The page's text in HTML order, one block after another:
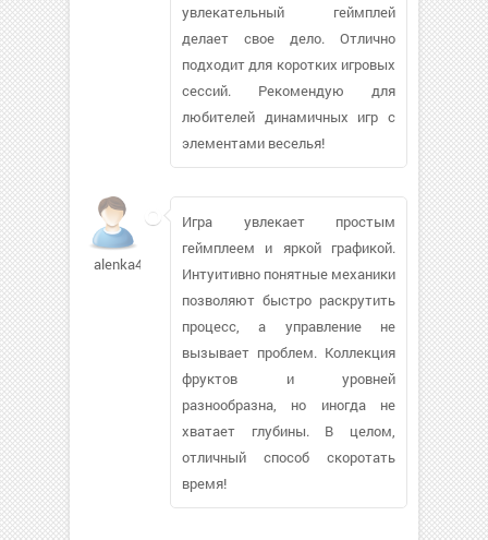
увлекательный геймплей
делает свое дело. Отлично
подходит для коротких игровых
сессий. Рекомендую для
любителей динамичных игр с
элементами веселья!
alenka4519
Игра увлекает простым
геймплеем и яркой графикой.
Интуитивно понятные механики
позволяют быстро раскрутить
процесс, а управление не
вызывает проблем. Коллекция
фруктов и уровней
разнообразна, но иногда не
хватает глубины. В целом,
отличный способ скоротать
время!